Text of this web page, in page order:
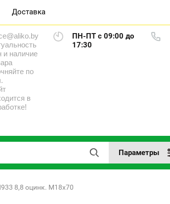
Доставка
и наличие
по
в
ПН-ПТ с 09:00 до
17:30
Параметры
8,8 оцинк. M18х70